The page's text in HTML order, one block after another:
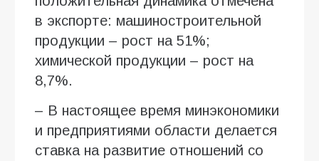
в экспорте: машиностроительной
продукции – рост на 51%;
химической продукции – рост на
8,7%.
– В настоящее время минэкономики
и предприятиями области делается
ставка на развитие отношений со